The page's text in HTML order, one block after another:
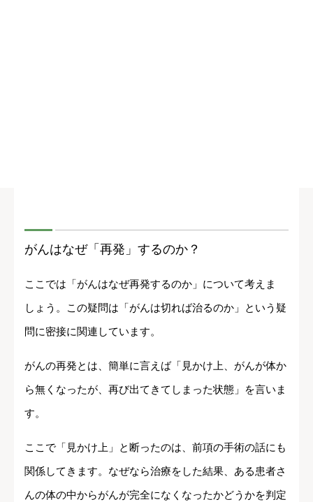
がんはなぜ「再発」するのか？
ここでは「がんはなぜ再発するのか」について考えま
しょう。この疑問は「がんは切れば治るのか」という疑
問に密接に関連しています。
がんの再発とは、簡単に言えば「見かけ上、がんが体か
ら無くなったが、再び出てきてしまった状態」を言いま
す。
ここで「見かけ上」と断ったのは、前項の手術の話にも
関係してきます。なぜなら治療をした結果、ある患者さ
んの体の中からがんが完全になくなったかどうかを判定